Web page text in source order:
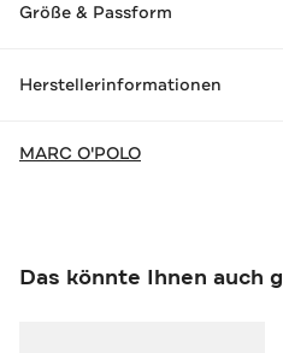
Größe & Passform
Herstellerinformationen
MARC O'POLO
Das könnte Ihnen auch